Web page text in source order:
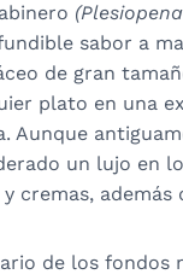
sabor a
de gran
plato en una
Aunque
un lujo en
y cremas,
de los fondos